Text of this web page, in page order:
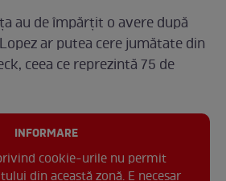
au de împărțit o avere după
ar putea cere jumătate din
ceea ce reprezintă 75 de
INFORMARE
cookie-urile nu permit